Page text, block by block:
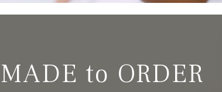
MADE to ORDER